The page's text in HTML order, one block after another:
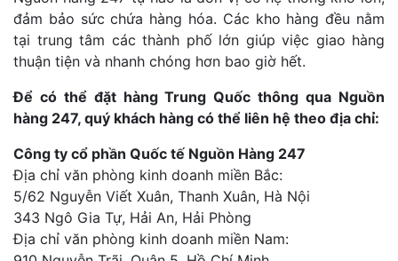
đảm bảo sức chứa hàng hóa. Các kho hàng đều nằm
tại trung tâm các thành phố lớn giúp việc giao hàng
thuận tiện và nhanh chóng hơn bao giờ hết.
Để có thể đặt hàng Trung Quốc thông qua Nguồn
hàng 247, quý khách hàng có thể liên hệ theo địa chỉ:
Công ty cổ phần Quốc tế Nguồn Hàng 247
Địa chỉ văn phòng kinh doanh miền Bắc:
5/62 Nguyễn Viết Xuân, Thanh Xuân, Hà Nội
343 Ngô Gia Tự, Hải An, Hải Phòng
Địa chỉ văn phòng kinh doanh miền Nam: